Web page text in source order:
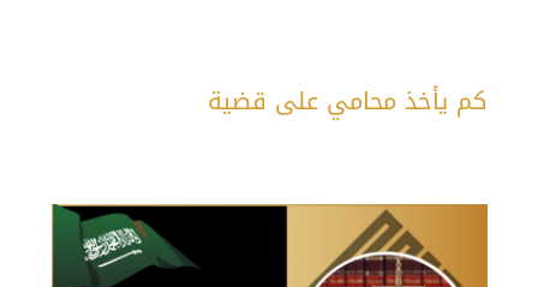
كم يأخذ محامي على قضية